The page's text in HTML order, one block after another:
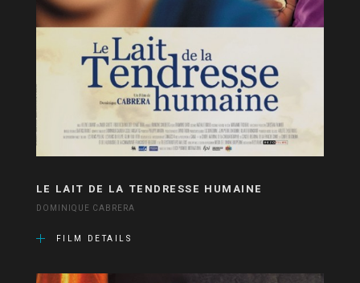
LE LAIT DE LA TENDRESSE HUMAINE
DOMINIQUE CABRERA
FILM DETAILS